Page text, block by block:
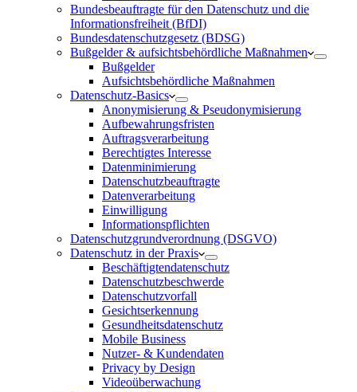
Bundesbeauftragte für den Datenschutz und die
Informationsfreiheit (BfDI)
Bundesdatenschutzgesetz (BDSG)
Bußgelder & aufsichtsbehördliche Maßnahmen
Bußgelder
Aufsichtsbehördliche Maßnahmen
Datenschutz-Basics
Anonymisierung & Pseudonymisierung
Aufbewahrungsfristen
Auftragsverarbeitung
Berechtigtes Interesse
Datenminimierung
Datenschutzbeauftragte
Datenverarbeitung
Einwilligung
Informationspflichten
Datenschutzgrundverordnung (DSGVO)
Datenschutz in der Praxis
Beschäftigtendatenschutz
Datenschutzbeschwerde
Datenschutzvorfall
Gesichtserkennung
Gesundheitsdatenschutz
Mobile Business
Nutzer- & Kundendaten
Privacy by Design
Videoüberwachung